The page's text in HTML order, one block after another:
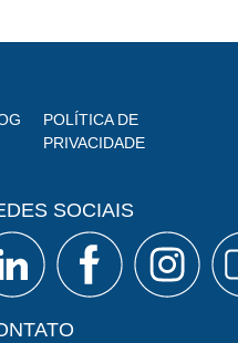
POLÍTICA DE
PRIVACIDADE
SOCIAIS